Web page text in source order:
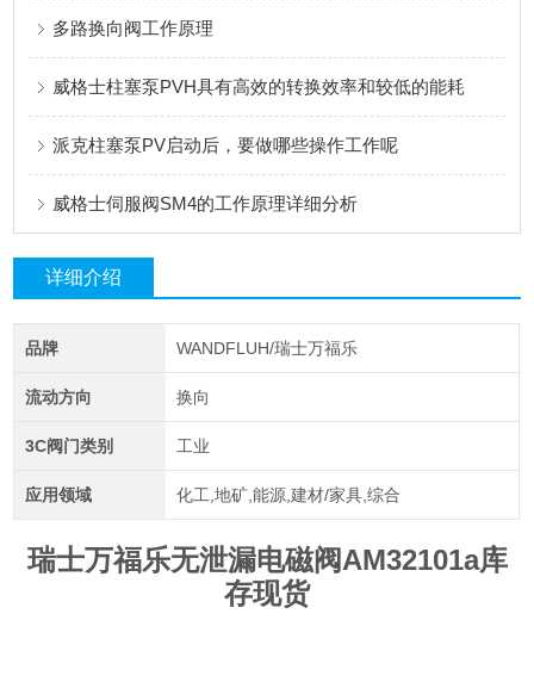
多路换向阀工作原理
威格士柱塞泵PVH具有高效的转换效率和较低的能耗
派克柱塞泵PV启动后，要做哪些操作工作呢
威格士伺服阀SM4的工作原理详细分析
详细介绍
品牌 WANDFLUH/瑞士万福乐
流动方向 换向
3C阀门类别 工业
应用领域 化工,地矿,能源,建材/家具,综合
瑞士万福乐无泄漏电磁阀AM32101a库
存现货